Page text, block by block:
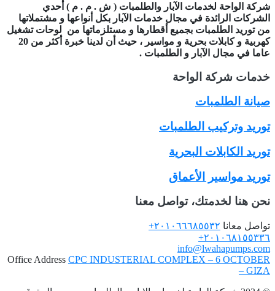
شركة الواحة لخدمات الآبار والطلمبات ( ش . م . م ) أحدي
الشركات الرائدة في مجال خدمات الآبار بكل أنواعها و مشتملاتها
من توريد الطلمبات بجميع أقطارها و مستلزماتها من لوحات تشغيل
كهربية و كابلات بحرية و مواسير ، حيث أن لدينا خبرة أكثر من 20
عاما في مجال الآبار و الطلمبات .
خدمات شركة الواحة
صيانة الطلمبات
توريد وتركيب الطلمبات
توريد الكابلات البحرية
توريد مواسير الأعماق
نحن هنا لخدمتك، تواصل معنا
تواصل معانا ٢٠١٠٦٦٦٨٥٥٣٢+
٢٠١٠٦٨١٥٥٣٣٦+
info@lwahapumps.com
Office Address CPC INDUSTERIAL COMPLEX – 6 OCTOBER
– GIZA